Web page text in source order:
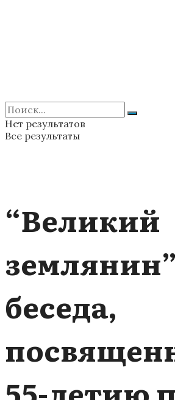
Нет результатов
Все результаты
“Великий
беседа,